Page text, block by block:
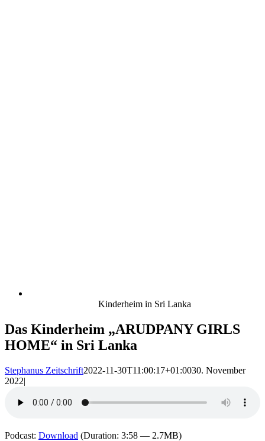
Kinderheim in Sri Lanka
Das Kinderheim „ARUDPANY GIRLS
HOME“ in Sri Lanka
Stephanus Zeitschrift2022-11-30T11:00:17+01:0030. November
2022|
Podcast: Download (Duration: 3:58 — 2.7MB)